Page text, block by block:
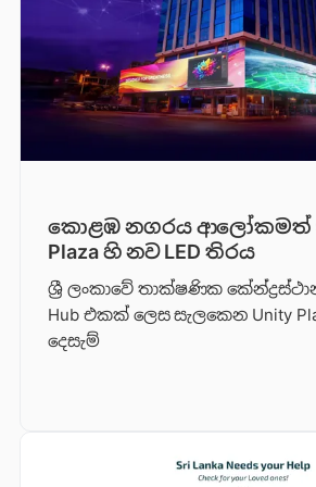
කොළඹ නගරය ආලෝකමත්
Plaza හි නව LED තිරය
ශ්‍රී ලංකාවේ තාක්ෂණික
Hub එකක් ලෙස සැලකෙන Unity
දෙසැම්